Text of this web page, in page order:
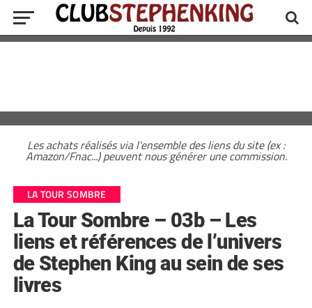
Les achats réalisés via l'ensemble des liens du site (ex :
Amazon/Fnac...) peuvent nous générer une commission.
LA TOUR SOMBRE
La Tour Sombre – 03b – Les
liens et références de l’univers
de Stephen King au sein de ses
livres